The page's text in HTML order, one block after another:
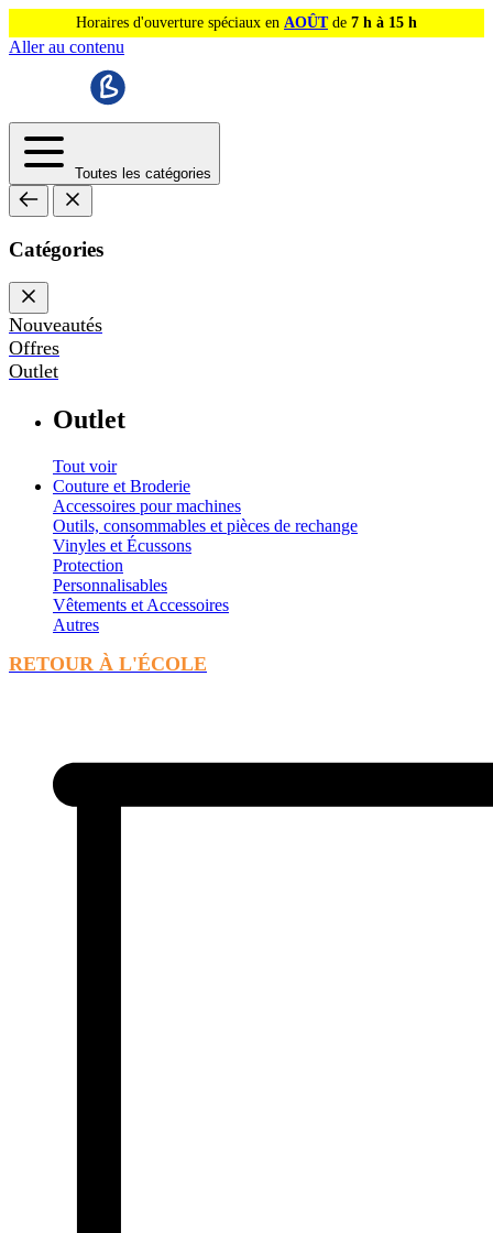
Horaires d'ouverture spéciaux en AOÛTde 7 h à 15 h
Aller au contenu
Toutes les catégories
Catégories
Nouveautés
Offres
Outlet
Outlet
Tout voir
Couture et Broderie
Accessoires pour machines
Outils, consommables et pièces de rechange
Vinyles et Écussons
Protection
Personnalisables
Vêtements et Accessoires
Autres
RETOUR À L'ÉCOLE